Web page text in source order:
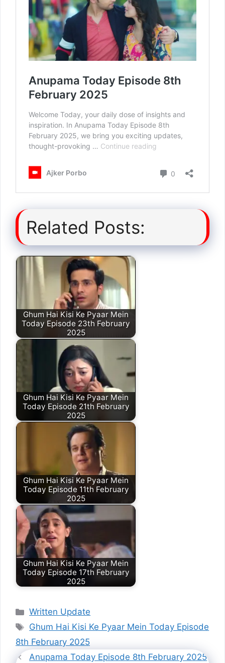
Related Posts:
Ghum Hai Kisi Ke Pyaar Mein
Today Episode 23th February
2025
Ghum Hai Kisi Ke Pyaar Mein
Today Episode 21th February
2025
Ghum Hai Kisi Ke Pyaar Mein
Today Episode 11th February
2025
Ghum Hai Kisi Ke Pyaar Mein
Today Episode 17th February
2025
Categories
Written Update
Tags
Ghum Hai Kisi Ke Pyaar Mein Today Episode
8th February 2025
Anupama Today Episode 8th February 2025